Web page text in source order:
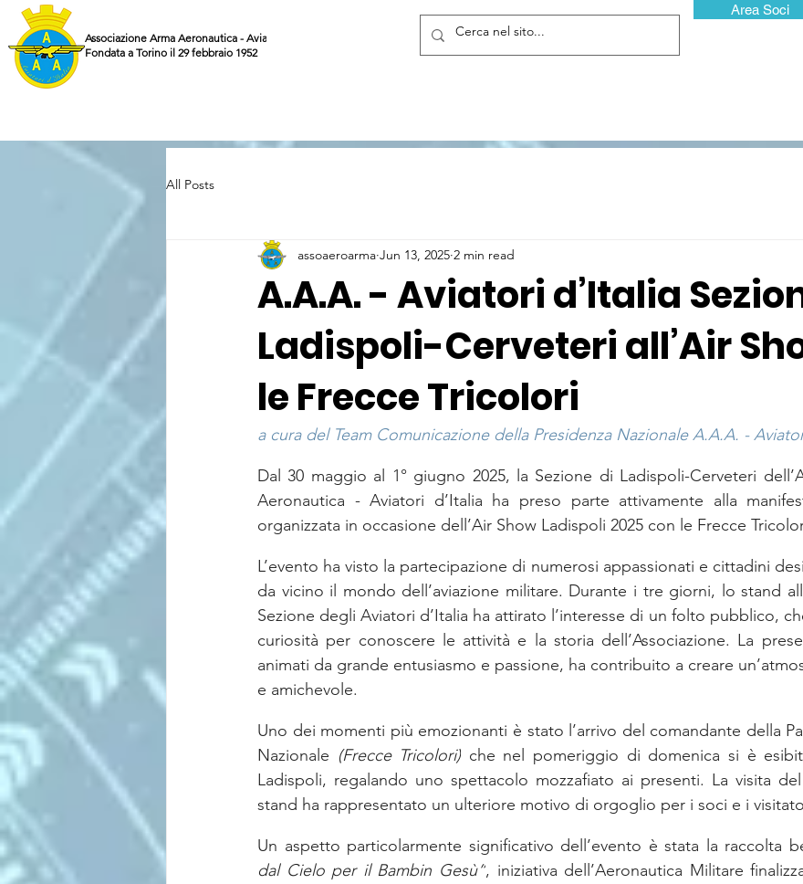
Associazione Arma Aeronautica - Aviatori d'Italia ETS
Fondata a Torino il 29 febbraio 1952
Area Soci
All Posts
A.A.A. - Aviatori d’Italia
Ladispoli-Cerveteri all’Air
le Frecce Tricolori
assoaeroarma Jun 13, 2025 2 min read
a cura del Team Comunicazione della Presidenza Nazionale A.A.A. -
Dal 30 maggio al 1° giugno 2025, la Sezione di Ladispoli-Cerveteri
Aeronautica - Aviatori d’Italia ha preso parte attivamente alla
organizzata in occasione dell’Air Show Ladispoli 2025 con le Frecce
L’evento ha visto la partecipazione di numerosi appassionati e cittadini
da vicino il mondo dell’aviazione militare. Durante i tre giorni, lo stand
Sezione degli Aviatori d’Italia ha attirato l’interesse di un folto pubblico,
curiosità per conoscere le attività e la storia dell’Associazione. La
animati da grande entusiasmo e passione, ha contribuito a creare
e amichevole.
Uno dei momenti più emozionanti è stato l’arrivo del comandante della
Nazionale (Frecce Tricolori) che nel pomeriggio di domenica si è
Ladispoli, regalando uno spettacolo mozzafiato ai presenti. La visita
stand ha rappresentato un ulteriore motivo di orgoglio per i soci e i
Un aspetto particolarmente significativo dell’evento è stata la raccolta
dal Cielo per il Bambin Gesù”, iniziativa dell’Aeronautica Militare